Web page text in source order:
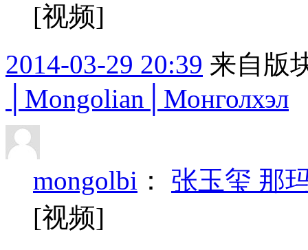
[视频]
2014-03-29 20:39 来自版
│Mongolian│Монголхэл
mongolbi ： 张玉玺 那
[视频]